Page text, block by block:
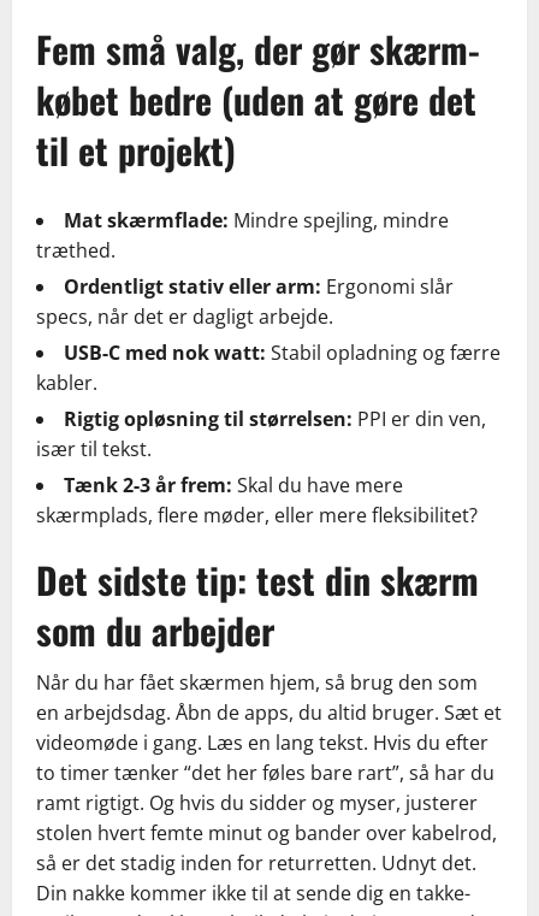
Fem små valg, der gør skærm-
købet bedre (uden at gøre det
til et projekt)
Mat skærmflade: Mindre spejling, mindre
træthed.
Ordentligt stativ eller arm: Ergonomi slår
specs, når det er dagligt arbejde.
USB-C med nok watt: Stabil opladning og færre
kabler.
Rigtig opløsning til størrelsen: PPI er din ven,
især til tekst.
Tænk 2-3 år frem: Skal du have mere
skærmplads, flere møder, eller mere fleksibilitet?
Det sidste tip: test din skærm
som du arbejder
Når du har fået skærmen hjem, så brug den som
en arbejdsdag. Åbn de apps, du altid bruger. Sæt et
videomøde i gang. Læs en lang tekst. Hvis du efter
to timer tænker “det her føles bare rart”, så har du
ramt rigtigt. Og hvis du sidder og myser, justerer
stolen hvert femte minut og bander over kabelrod,
så er det stadig inden for returretten. Udnyt det.
Din nakke kommer ikke til at sende dig en takke-